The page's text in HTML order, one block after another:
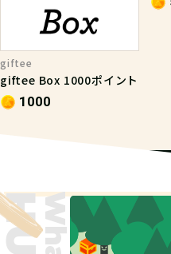
giftee
giftee Box 1000ポイント
1000